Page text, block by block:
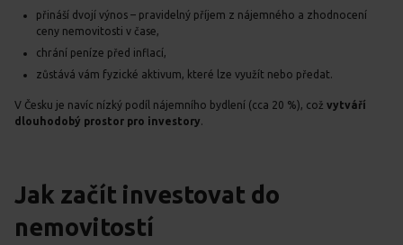
přináší dvojí výnos – pravidelný příjem z nájemného a zhodnocení
ceny nemovitosti v čase,
chrání peníze před inflací,
zůstává vám fyzické aktivum, které lze využít nebo předat.
V Česku je navíc nízký podíl nájemního bydlení (cca 20 %), což vytváří
dlouhodobý prostor pro investory
Jak začít investovat do
nemovitostí